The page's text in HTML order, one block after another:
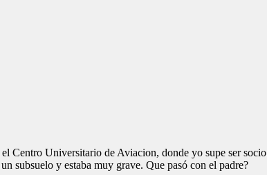
Centro Universitario de Aviacion, donde yo supe ser
subsuelo y estaba muy grave. Que pasó con el padre?